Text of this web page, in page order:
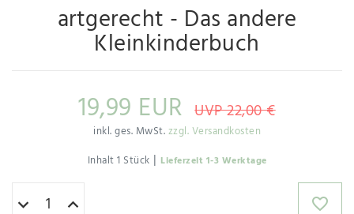
artgerecht - Das andere
Kleinkinderbuch
19,99 EUR UVP 22,00 €
inkl. ges. MwSt.zzgl. Versandkosten
Inhalt1 Stück | Lieferzeit 1-3 Werktage